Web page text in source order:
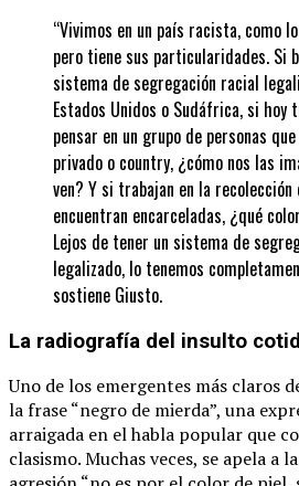
“Vivimos en un país racista, como
pero tiene sus particularidades. Si
sistema de segregación racial
Estados Unidos o Sudáfrica, si hoy
pensar en un grupo de personas
privado o country, ¿cómo nos las
ven? Y si trabajan en la
encuentran encarceladas, ¿qué
Lejos de tener un sistema de
legalizado, lo tenemos
sostiene Giusto.
La radiografía del insulto
Uno de los emergentes más claros
la frase “negro de mierda”, una
arraigada en el habla popular que
clasismo. Muchas veces, se apela a